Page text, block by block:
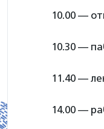
10.00 —
10.30 —
11.40 —
14.00 —